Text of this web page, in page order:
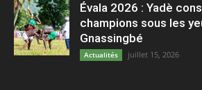
Évala 2026 : Yadè
champions sous les
Gnassingbé
Actualités juillet 15, 2026